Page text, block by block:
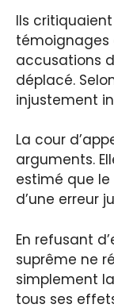
Ils
témoignages
accusations
déplacé.
injustement
La cour
arguments.
estimé que
d’une erreur
En refusant
suprême ne
simplement
tous ses